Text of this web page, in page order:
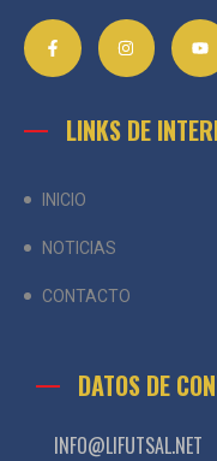
LINKS DE
INICIO
NOTICIAS
CONTACTO
DATOS DE
INFO@LIFUTSAL.NET